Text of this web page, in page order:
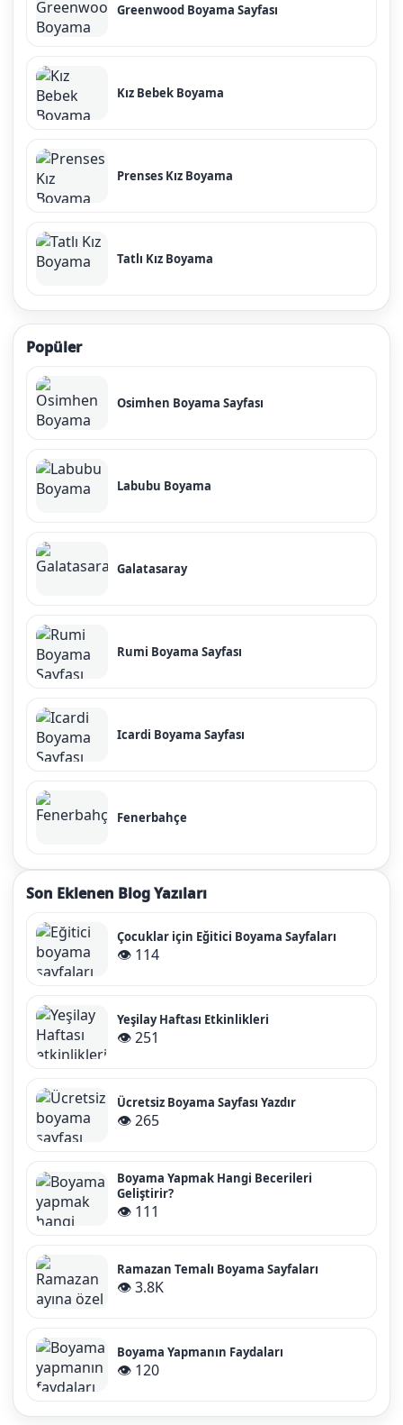
Greenwood Boyama Sayfası
Kız Bebek Boyama
Prenses Kız Boyama
Tatlı Kız Boyama
Popüler
Osimhen Boyama Sayfası
Labubu Boyama
Galatasaray
Rumi Boyama Sayfası
Icardi Boyama Sayfası
Fenerbahçe
Son Eklenen Blog Yazıları
Çocuklar için Eğitici Boyama Sayfaları
👁️ 114
Yeşilay Haftası Etkinlikleri
👁️ 251
Ücretsiz Boyama Sayfası Yazdır
👁️ 265
Boyama Yapmak Hangi Becerileri
Geliştirir?
👁️ 111
Ramazan Temalı Boyama Sayfaları
👁️ 3.8K
Boyama Yapmanın Faydaları
👁️ 120